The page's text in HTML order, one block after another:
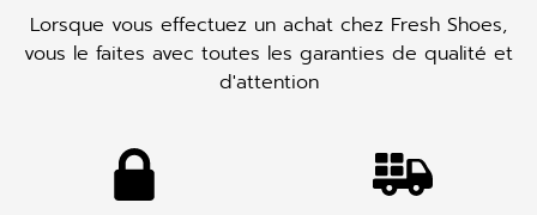
Lorsque vous effectuez un achat chez Fresh Shoes,
vous le faites avec toutes les garanties de qualité et
d'attention